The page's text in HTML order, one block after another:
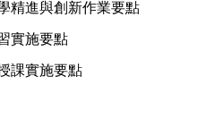
精進與創新作業要點
實施要點
課實施要點